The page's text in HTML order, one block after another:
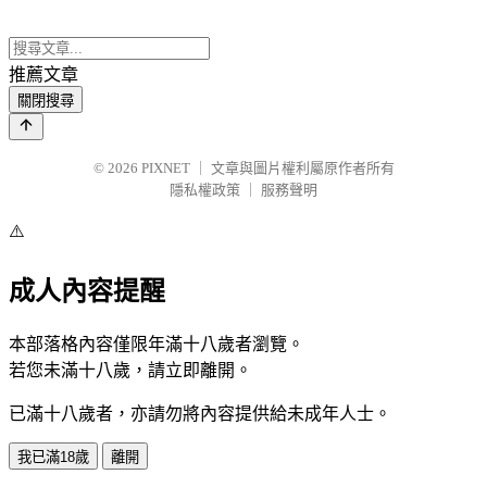
推薦文章
關閉搜尋
© 2026 PIXNET
文章與圖片權利屬原作者所有
隱私權政策
服務聲明
⚠️
成人內容提醒
本部落格內容僅限年滿十八歲者瀏覽。
若您未滿十八歲，請立即離開。
已滿十八歲者，亦請勿將內容提供給未成年人士。
我已滿18歲 離開